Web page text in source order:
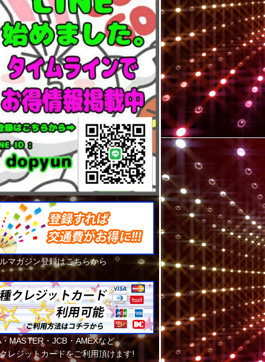
マガジン登録はこちらから
MASTER・JCB・AMEXなど
レジットカードをご利用頂けます!